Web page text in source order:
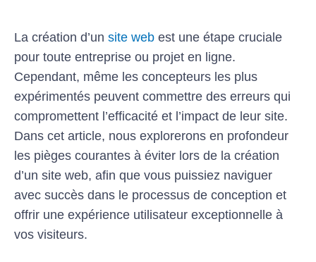
La création d’un site web est une étape cruciale
pour toute entreprise ou projet en ligne.
Cependant, même les concepteurs les plus
expérimentés peuvent commettre des erreurs qui
compromettent l’efficacité et l’impact de leur site.
Dans cet article, nous explorerons en profondeur
les pièges courantes à éviter lors de la création
d’un site web, afin que vous puissiez naviguer
avec succès dans le processus de conception et
offrir une expérience utilisateur exceptionnelle à
vos visiteurs.